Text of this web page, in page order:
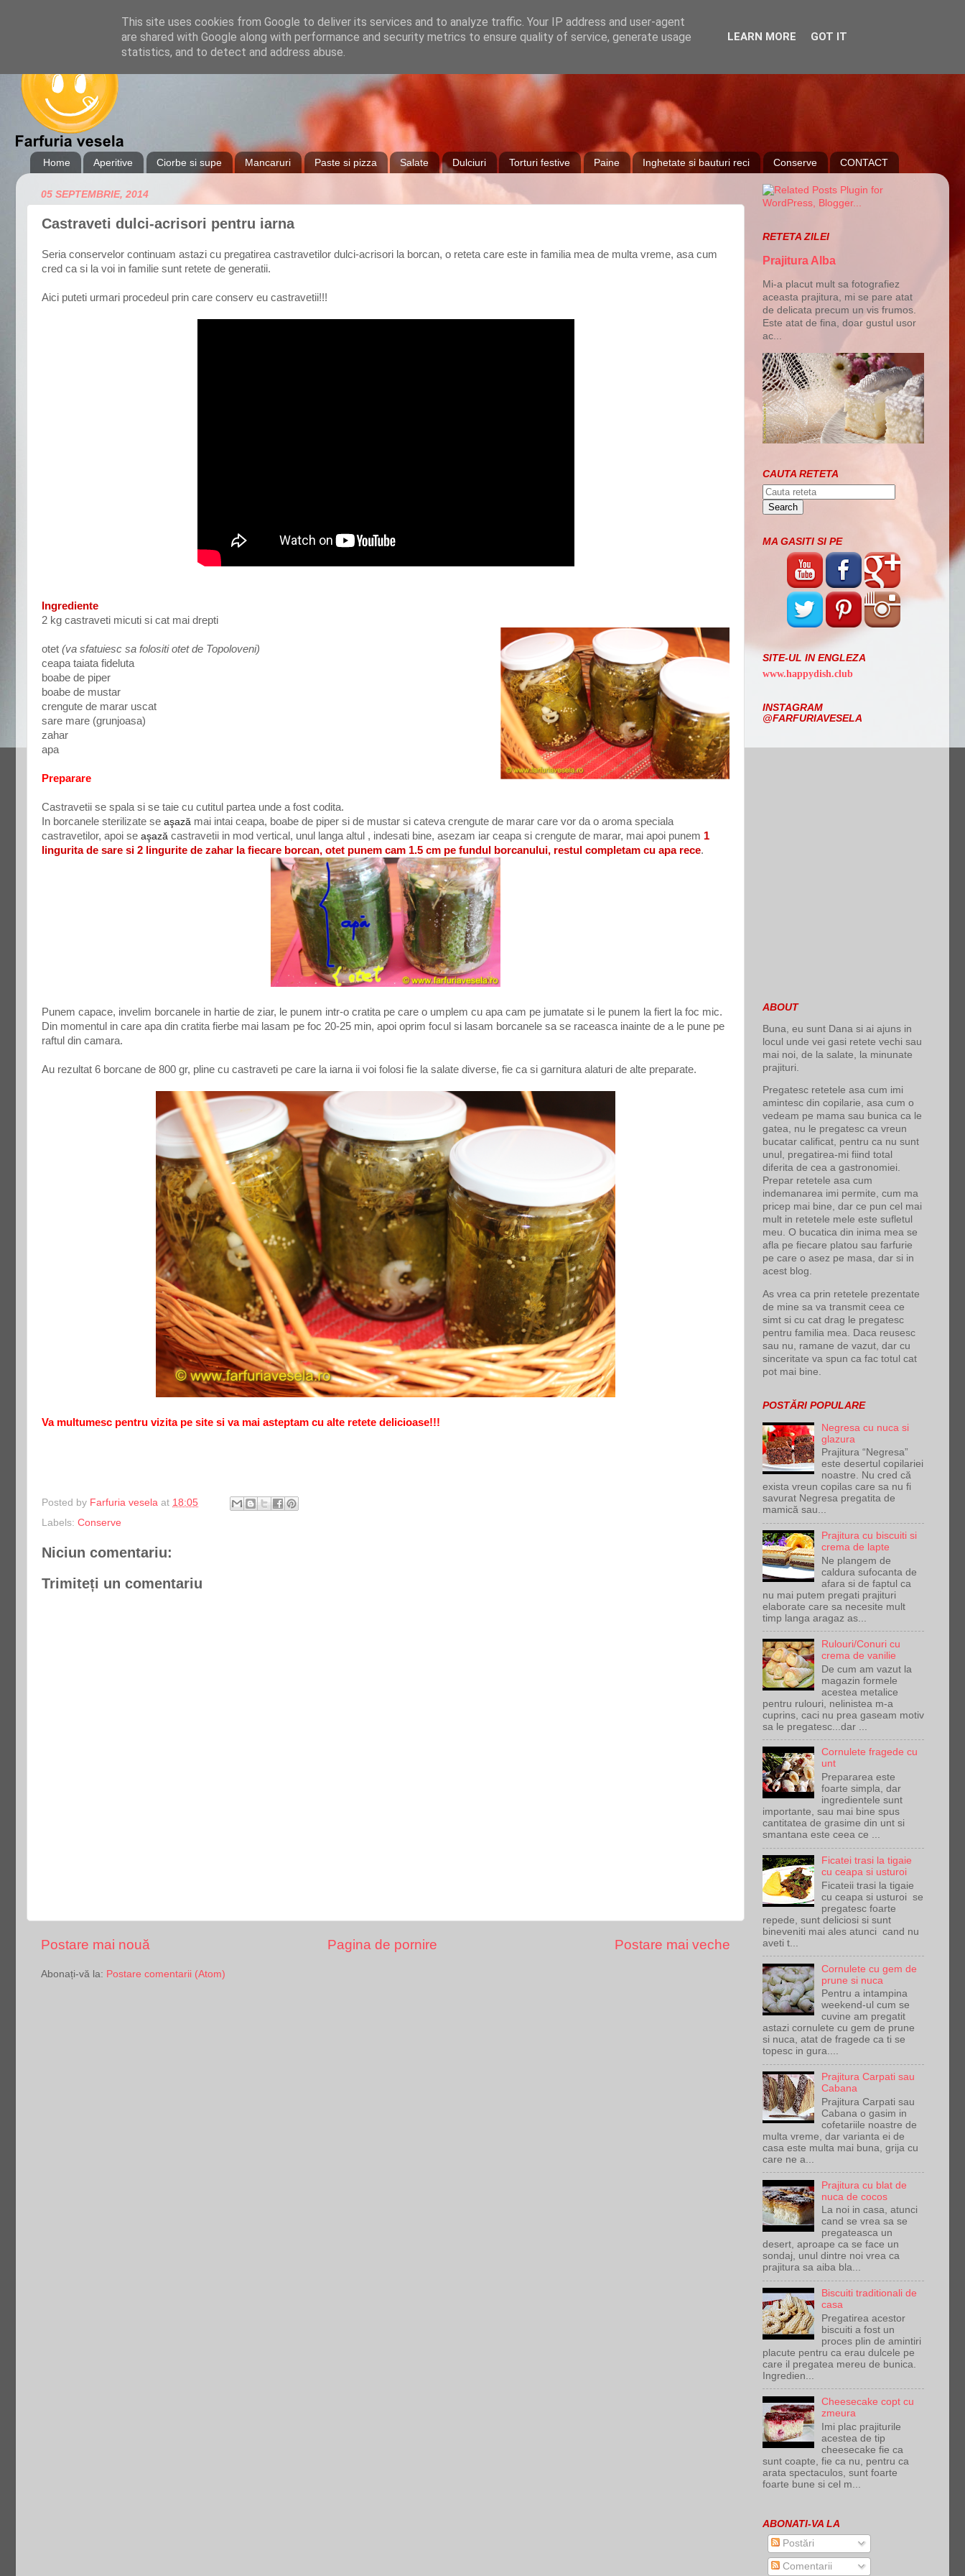
Home Aperitive Ciorbe si supe Mancaruri Paste si pizza Salate Dulciuri Torturi festive Paine Inghetate si bauturi reci Conserve CONTACT
05 SEPTEMBRIE, 2014
Castraveti dulci-acrisori pentru iarna
Seria conservelor continuam astazi cu pregatirea castravetilor dulci-acrisori la borcan, o reteta care este in familia mea de multa vreme, asa cum
cred ca si la voi in familie sunt retete de generatii.
Aici puteti urmari procedeul prin care conserv eu castravetii!!!
Ingrediente
2 kg castraveti micuti si cat mai drepti
otet (va sfatuiesc sa folositi otet de Topoloveni)
ceapa taiata fideluta
boabe de piper
boabe de mustar
crengute de marar uscat
sare mare (grunjoasa)
zahar
apa
Preparare
Castravetii se spala si se taie cu cutitul partea unde a fost codita.
In borcanele sterilizate se aşază mai intai ceapa, boabe de piper si de mustar si cateva crengute de marar care vor da o aroma speciala
castravetilor, apoi se aşază castravetii in mod vertical, unul langa altul , indesati bine, asezam iar ceapa si crengute de marar, mai apoi punem 1
lingurita de sare si 2 lingurite de zahar la fiecare borcan, otet punem cam 1.5 cm pe fundul borcanului, restul completam cu apa rece.
Punem capace, invelim borcanele in hartie de ziar, le punem intr-o cratita pe care o umplem cu apa cam pe jumatate si le punem la fiert la foc mic.
Din momentul in care apa din cratita fierbe mai lasam pe foc 20-25 min, apoi oprim focul si lasam borcanele sa se raceasca inainte de a le pune pe
raftul din camara.
Au rezultat 6 borcane de 800 gr, pline cu castraveti pe care la iarna ii voi folosi fie la salate diverse, fie ca si garnitura alaturi de alte preparate.
Va multumesc pentru vizita pe site si va mai asteptam cu alte retete delicioase!!!
Posted by Farfuria vesela at 18:05
Labels: Conserve
Niciun comentariu:
Trimiteți un comentariu
Postare mai nouă Postare mai veche
Pagina de pornire
Abonați-vă la: Postare comentarii (Atom)
RETETA ZILEI
Prajitura Alba
Mi-a placut mult sa fotografiez
aceasta prajitura, mi se pare atat
de delicata precum un vis frumos.
Este atat de fina, doar gustul usor
ac...
CAUTA RETETA
MA GASITI SI PE
SITE-UL IN ENGLEZA
www.happydish.club
INSTAGRAM
@FARFURIAVESELA
ABOUT
Buna, eu sunt Dana si ai ajuns in
locul unde vei gasi retete vechi sau
mai noi, de la salate, la minunate
prajituri.
Pregatesc retetele asa cum imi
amintesc din copilarie, asa cum o
vedeam pe mama sau bunica ca le
gatea, nu le pregatesc ca vreun
bucatar calificat, pentru ca nu sunt
unul, pregatirea-mi fiind total
diferita de cea a gastronomiei.
Prepar retetele asa cum
indemanarea imi permite, cum ma
pricep mai bine, dar ce pun cel mai
mult in retetele mele este sufletul
meu. O bucatica din inima mea se
afla pe fiecare platou sau farfurie
pe care o asez pe masa, dar si in
acest blog.
As vrea ca prin retetele prezentate
de mine sa va transmit ceea ce
simt si cu cat drag le pregatesc
pentru familia mea. Daca reusesc
sau nu, ramane de vazut, dar cu
sinceritate va spun ca fac totul cat
pot mai bine.
POSTĂRI POPULARE
Negresa cu nuca si
glazura
Prajitura “Negresa”
este desertul copilariei
noastre. Nu cred că
exista vreun copilas care sa nu fi
savurat Negresa pregatita de
mamică sau...
Prajitura cu biscuiti si
crema de lapte
Ne plangem de
caldura sufocanta de
afara si de faptul ca
nu mai putem pregati prajituri
elaborate care sa necesite mult
timp langa aragaz as...
Rulouri/Conuri cu
crema de vanilie
De cum am vazut la
magazin formele
acestea metalice
pentru rulouri, nelinistea m-a
cuprins, caci nu prea gaseam motiv
sa le pregatesc...dar ...
Cornulete fragede cu
unt
Prepararea este
foarte simpla, dar
ingredientele sunt
importante, sau mai bine spus
cantitatea de grasime din unt si
smantana este ceea ce ...
Ficatei trasi la tigaie
cu ceapa si usturoi
Ficateii trasi la tigaie
cu ceapa si usturoi se
pregatesc foarte
repede, sunt deliciosi si sunt
bineveniti mai ales atunci cand nu
aveti t...
Cornulete cu gem de
prune si nuca
Pentru a intampina
weekend-ul cum se
cuvine am pregatit
astazi cornulete cu gem de prune
si nuca, atat de fragede ca ti se
topesc in gura....
Prajitura Carpati sau
Cabana
Prajitura Carpati sau
Cabana o gasim in
cofetariile noastre de
multa vreme, dar varianta ei de
casa este multa mai buna, grija cu
care ne a...
Prajitura cu blat de
nuca de cocos
La noi in casa, atunci
cand se vrea sa se
pregateasca un
desert, aproape ca se face un
sondaj, unul dintre noi vrea ca
prajitura sa aiba bla...
Biscuiti traditionali de
casa
Pregatirea acestor
biscuiti a fost un
proces plin de amintiri
placute pentru ca erau dulcele pe
care il pregatea mereu de bunica.
Ingredien...
Cheesecake copt cu
zmeura
Imi plac prajiturile
acestea de tip
cheesecake fie ca
sunt coapte, fie ca nu, pentru ca
arata spectaculos, sunt foarte
foarte bune si cel m...
ABONATI-VA LA
Postări
Comentarii
This site uses cookies from Google to deliver its services and to analyze traffic. Your IP address and user-agent
are shared with Google along with performance and security metrics to ensure quality of service, generate usage
statistics, and to detect and address abuse.
LEARN MORE GOT IT